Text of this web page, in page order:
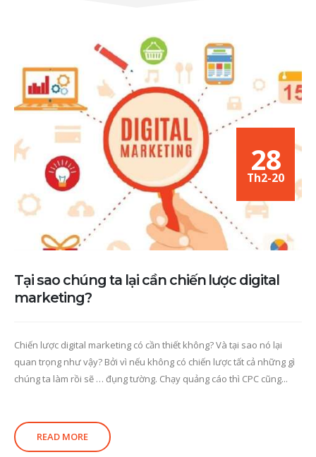
28
Th2-20
Tại sao chúng ta lại cần chiến lược digital
marketing?
Chiến lược digital marketing có cần thiết không? Và tại sao nó lại
quan trọng như vậy? Bởi vì nếu không có chiến lược tất cả những gì
chúng ta làm rồi sẽ … đụng tường. Chạy quảng cáo thì CPC cũng...
READ MORE